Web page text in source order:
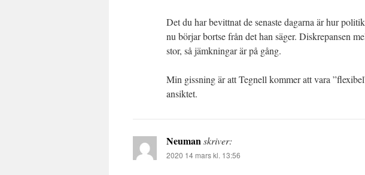
Det du har bevittnat de senaste dagarna är hur
nu börjar bortse från det han säger. Diskrepansen
stor, så jämkningar är på gång.
Min gissning är att Tegnell kommer att vara
ansiktet.
Neumanskriver:
2020 14 mars kl. 13:56